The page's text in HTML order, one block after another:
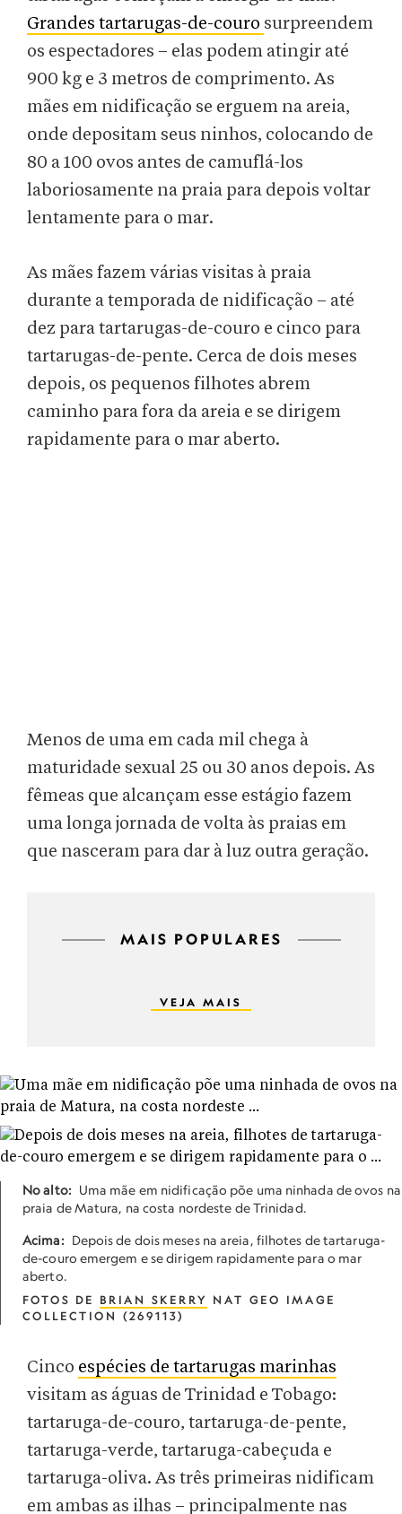
Grandes tartarugas-de-couro surpreendem
os espectadores – elas podem atingir até
900 kg e 3 metros de comprimento. As
mães em nidificação se erguem na areia,
onde depositam seus ninhos, colocando de
80 a 100 ovos antes de camuflá-los
laboriosamente na praia para depois voltar
lentamente para o mar.
As mães fazem várias visitas à praia
durante a temporada de nidificação – até
dez para tartarugas-de-couro e cinco para
tartarugas-de-pente. Cerca de dois meses
depois, os pequenos filhotes abrem
caminho para fora da areia e se dirigem
rapidamente para o mar aberto.
Menos de uma em cada mil chega à
maturidade sexual 25 ou 30 anos depois. As
fêmeas que alcançam esse estágio fazem
uma longa jornada de volta às praias em
que nasceram para dar à luz outra geração.
MAIS POPULARES
VEJA MAIS
No alto: Uma mãe em nidificação põe uma ninhada de ovos na
praia de Matura, na costa nordeste de Trinidad.
Acima: Depois de dois meses na areia, filhotes de tartaruga-
de-couro emergem e se dirigem rapidamente para o mar
aberto.
FOTOS DE BRIAN SKERRY NAT GEO IMAGE
COLLECTION (269113)
Cinco espécies de tartarugas marinhas
visitam as águas de Trinidad e Tobago:
tartaruga-de-couro, tartaruga-de-pente,
tartaruga-verde, tartaruga-cabeçuda e
tartaruga-oliva. As três primeiras nidificam
em ambas as ilhas – principalmente nas